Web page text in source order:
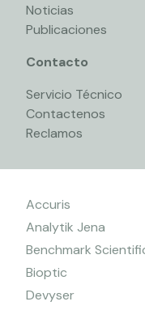
Noticias
Publicaciones
Contacto
Servicio Técnico
Contactenos
Reclamos
Accuris
Analytik Jena
Benchmark
Bioptic
Devyser